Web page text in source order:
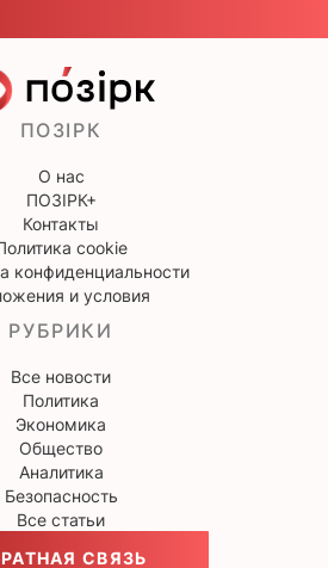
ПОЗІРК
О нас
ПОЗІРК+
Контакты
cookie
конфиденциальности
и условия
РУБРИКИ
Все новости
Политика
Экономика
Общество
Аналитика
Безопасность
Все статьи
СВЯЗЬ